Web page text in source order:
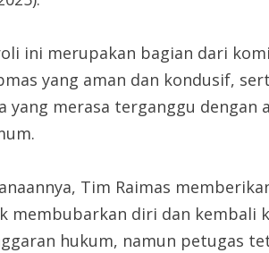
ini merupakan bagian dari
yang aman dan kondusif,
yang merasa terganggu
Tim Raimas
membubarkan diri dan kembali
hukum, namun petugas